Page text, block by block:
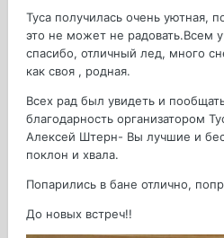
Туса получилась очень уютная,
это не может не радовать.Всем
спасибо, отличный лед, много
как своя , родная.
Всех рад был увидеть и
благодарность организатором
Алексей Штерн- Вы лучшие и
поклон и хвала.
Попарились в бане отлично,
До новых встреч!!